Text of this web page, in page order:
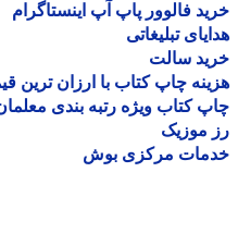
فالوور پاپ آپ اینستاگرام
تبلیغاتی
سالت
چاپ کتاب با ارزان ترین قیمت
کتاب ویژه رتبه بندی معلمان
موزیک
مرکزی بوش